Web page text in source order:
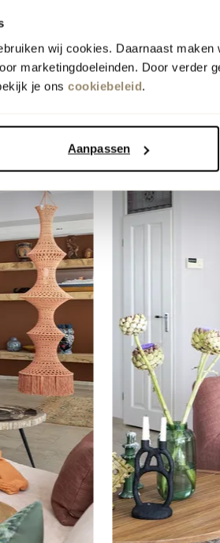
wij cookies. Daarnaast
marketingdoeleinden. Door verder
je ons cookiebeleid.
Aanpassen